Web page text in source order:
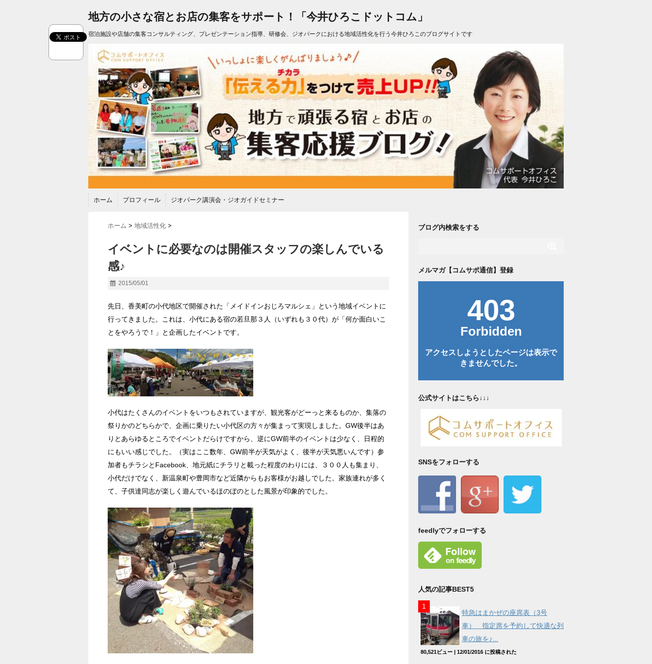
地方の小さな宿とお店の集客をサポート！「今井ひろこドットコム」
宿泊施設や店舗の集客コンサルティング、プレゼンテーション指導、研修会、ジオパークにおける地域活性化を行う今井ひろこのブログサイトです
ホーム プロフィール ジオパーク講演会・ジオガイドセミナー
ホーム > 地域活性化 >
イベントに必要なのは開催スタッフの楽しんでいる
感♪
2015/05/01
先日、香美町の小代地区で開催された「メイドインおじろマルシェ」という地域イベントに
行ってきました。これは、小代にある宿の若旦那３人（いずれも３０代）が「何か面白いこ
とをやろうで！」と企画したイベントです。
小代はたくさんのイベントをいつもされていますが、観光客がどーっと来るものか、集落の
祭りかのどちらかで、企画に乗りたい小代区の方々が集まって実現しました。GW後半はあ
りとあらゆるところでイベントだらけですから、逆にGW前半のイベントは少なく、日程的
にもいい感じでした。（実はここ数年、GW前半が天気がよく、後半が天気悪いんです）参
加者もチラシとFacebook、地元紙にチラリと載った程度のわりには、３００人も集まり、
小代だけでなく、新温泉町や豊岡市など近隣からもお客様がお越しでした。家族連れが多く
て、子供達同志が楽しく遊んでいるほのぼのとした風景が印象的でした。
ブログ内検索をする
メルマガ【コムサポ通信】登録
公式サイトはこちら↓↓↓
SNSをフォローする
feedlyでフォローする
人気の記事BEST5
特急はまかぜの座席表（3号
車） 指定席を予約して快適な列
車の旅を♪...
80,521ビュー | 12/01/2016 に投稿された